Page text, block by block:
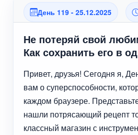
День 119 - 25.12.2025
Не потеряй свой
Как сохранить его в
Привет, друзья! Сегодня я,
вам о суперспособности,
каждом браузере.
нашли потрясающий рецепт
классный магазин с